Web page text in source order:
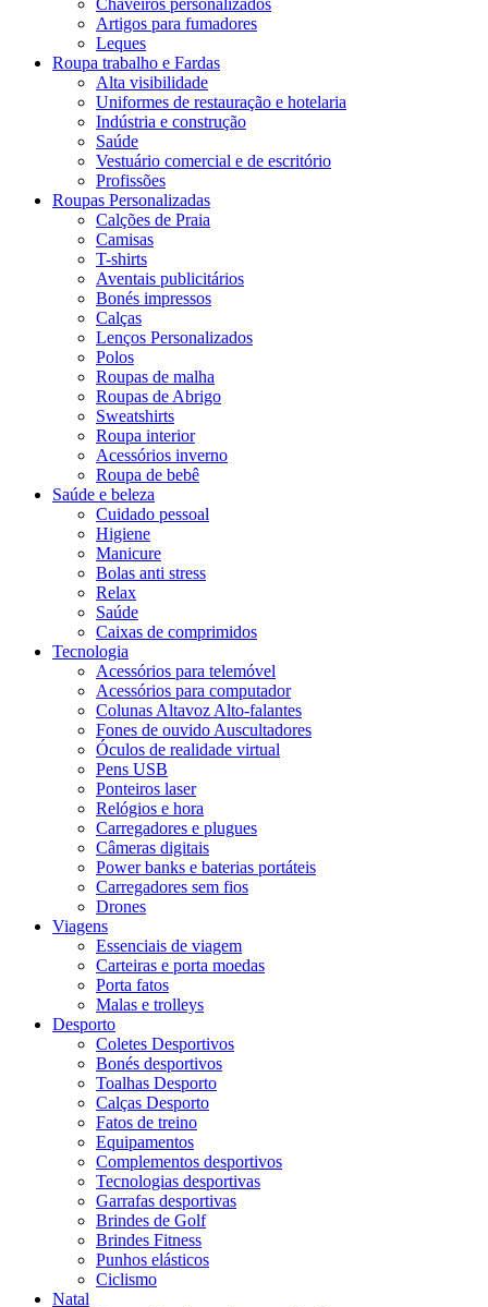
Artigos para fumadores
Leques
Roupa trabalho e Fardas
Alta visibilidade
Uniformes de restauração e hotelaria
Indústria e construção
Saúde
Vestuário comercial e de escritório
Profissões
Roupas Personalizadas
Calções de Praia
Camisas
T-shirts
Aventais publicitários
Bonés impressos
Calças
Lenços Personalizados
Polos
Roupas de malha
Roupas de Abrigo
Sweatshirts
Roupa interior
Acessórios inverno
Roupa de bebê
Saúde e beleza
Cuidado pessoal
Higiene
Manicure
Bolas anti stress
Relax
Saúde
Caixas de comprimidos
Tecnologia
Acessórios para telemóvel
Acessórios para computador
Colunas Altavoz Alto-falantes
Fones de ouvido Auscultadores
Óculos de realidade virtual
Pens USB
Ponteiros laser
Relógios e hora
Carregadores e plugues
Câmeras digitais
Power banks e baterias portáteis
Carregadores sem fios
Drones
Viagens
Essenciais de viagem
Carteiras e porta moedas
Porta fatos
Malas e trolleys
Desporto
Coletes Desportivos
Bonés desportivos
Toalhas Desporto
Calças Desporto
Fatos de treino
Equipamentos
Complementos desportivos
Tecnologias desportivas
Garrafas desportivas
Brindes de Golf
Brindes Fitness
Punhos elásticos
Ciclismo
Natal